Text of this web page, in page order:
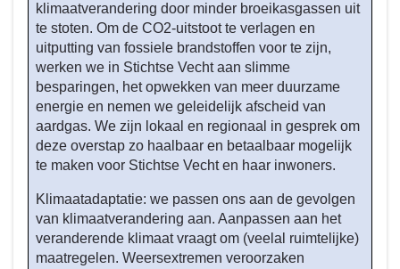
2026?
Een
klimaatbestendige
leefomgeving
duurzame
klimaatverandering door minder broeikasgassen uit
te stoten. Om de CO2-uitstoot te verlagen en
uitputting van fossiele brandstoffen voor te zijn,
werken we in Stichtse Vecht aan slimme
besparingen, het opwekken van meer duurzame
energie en nemen we geleidelijk afscheid van
aardgas. We zijn lokaal en regionaal in gesprek om
deze overstap zo haalbaar en betaalbaar mogelijk
te maken voor Stichtse Vecht en haar inwoners.
Klimaatadaptatie: we passen ons aan de gevolgen
van klimaatverandering aan. Aanpassen aan het
veranderende klimaat vraagt om (veelal ruimtelijke)
maatregelen. Weersextremen veroorzaken